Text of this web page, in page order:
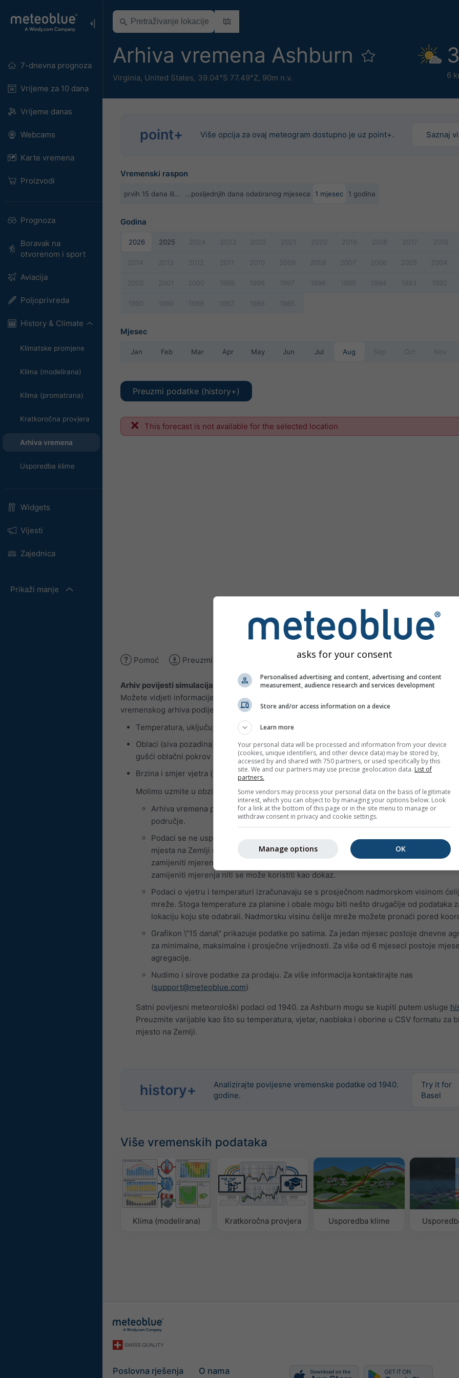
7-dnevna prognoza
Vrijeme za 10 dana
Vrijeme danas
Webcams
Karte vremena
Proizvodi
Prognoza
Boravak na
otvorenom i sport
Aviacija
Poljoprivreda
History & Climate
Klimatske promjene
Klima (modelirana)
Klima (promatrana)
Kratkoročna provjera
Arhiva vremena
Usporedba klime
Widgets
Vijesti
Zajednica
Prikaži manje
Arhiva vremena Ashburn
Virginia, United States, 39.04°S 77.49°Z, 90m n.v. 6
point+ Više opcija za ovaj meteogram dostupno je uz point+. Saznaj
Vremenski raspon
prvih 15 dana ili... ...posljednjih dana odabranog mjeseca 1 mjesec 1 godina
Godina
2026 2025 2024 2023 2022 2021 2020 2019 2018 2017 2016
2014 2013 2012 2011 2010 2009 2008 2007 2006 2005 2004
2002 2001 2000 1999 1998 1997 1996 1995 1994 1993 1992
1990 1989 1988 1987 1986 1985
Mjesec
Jan Feb Mar Apr May Jun Jul Aug Sep Oct Nov
Preuzmi podatke (history+)
This forecast is not available for the selected location
Pomoć Preuzmi sliku
Arhiv povijesti simulacija pruža pristup prošlim vremenskim simulacijama za svako mjesto
Možete vidjeti informacije o vremenu za jučer ili vremensku povijest posljednjih godina.
vremenskog arhiva podijeljeni su u 3 grafikona:
Temperatura, uključujući relativnu vlažnost u satnim intervalima
Oblaci (siva pozadina) i vedro nebo (svijetloplava pozadina). Što je siva pozadina tamnija,
gušći oblačni pokrov
Brzina i smjer vjetra (u stupnjevima
Molimo uzmite u obzir sljedeće:
Arhiva vremena prikazuje simulacijske podatke, a ne izmjerene podatke, za odabrano
područje.
Podaci se ne uspoređuju s izmjerenim podacima meteorološke postaje (jer na više
mjesta na Zemlji ne postoje mjerenja). Simulacijski podaci s visokom predvidivošću
zamijeniti mjerenja. Za područja ili podatke s nižom predvidivošću simulacija ne može
zamijeniti mjerenja niti se može koristiti kao dokaz.
Podaci o vjetru i temperaturi izračunavaju se s prosječnom nadmorskom visinom
mreže. Stoga temperature za planine i obale mogu biti nešto drugačije od podataka
lokaciju koju ste odabrali. Nadmorsku visinu ćelije mreže možete pronaći pored
Grafikon \"15 dana\" prikazuje podatke po satima. Za jedan mjesec postoje dnevne
za minimalne, maksimalne i prosječne vrijednosti. Za više od 6 mjeseci postoje
agregacije.
Nudimo i sirove podatke za prodaju. Za više informacija kontaktirajte nas
(support@meteoblue.com)
Satni povijesni meteorološki podaci od 1940. za Ashburn mogu se kupiti putem usluge
Preuzmite varijable kao što su temperatura, vjetar, naoblaka i oborine u CSV formatu za
mjesto na Zemlji.
history+
Analizirajte povijesne vremenske podatke od 1940.
godine.
Try it for
Basel
Više vremenskih podataka
Klima (modelirana) Kratkoročna provjera Usporedba klime
Poslovna rješenja O nama
asks for your consent
Personalised advertising and content, advertising and content
measurement, audience research and services development
Store and/or access information on a device
Learn more
Your personal data will be processed and information from your device
(cookies, unique identifiers, and other device data) may be stored by,
accessed by and shared with 750 partners, or used specifically by this
site. We and our partners may use precise geolocation data. List of
partners.
Some vendors may process your personal data on the basis of legitimate
interest, which you can object to by managing your options below. Look
for a link at the bottom of this page or in the site menu to manage or
withdraw consent in privacy and cookie settings.
OK
Manage options